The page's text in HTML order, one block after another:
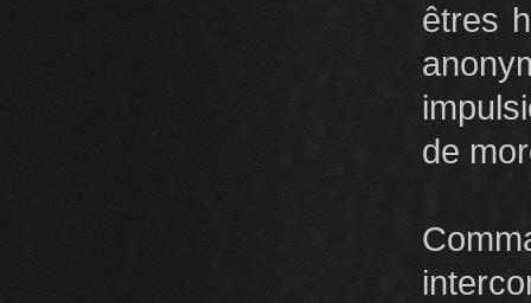
êtres
de